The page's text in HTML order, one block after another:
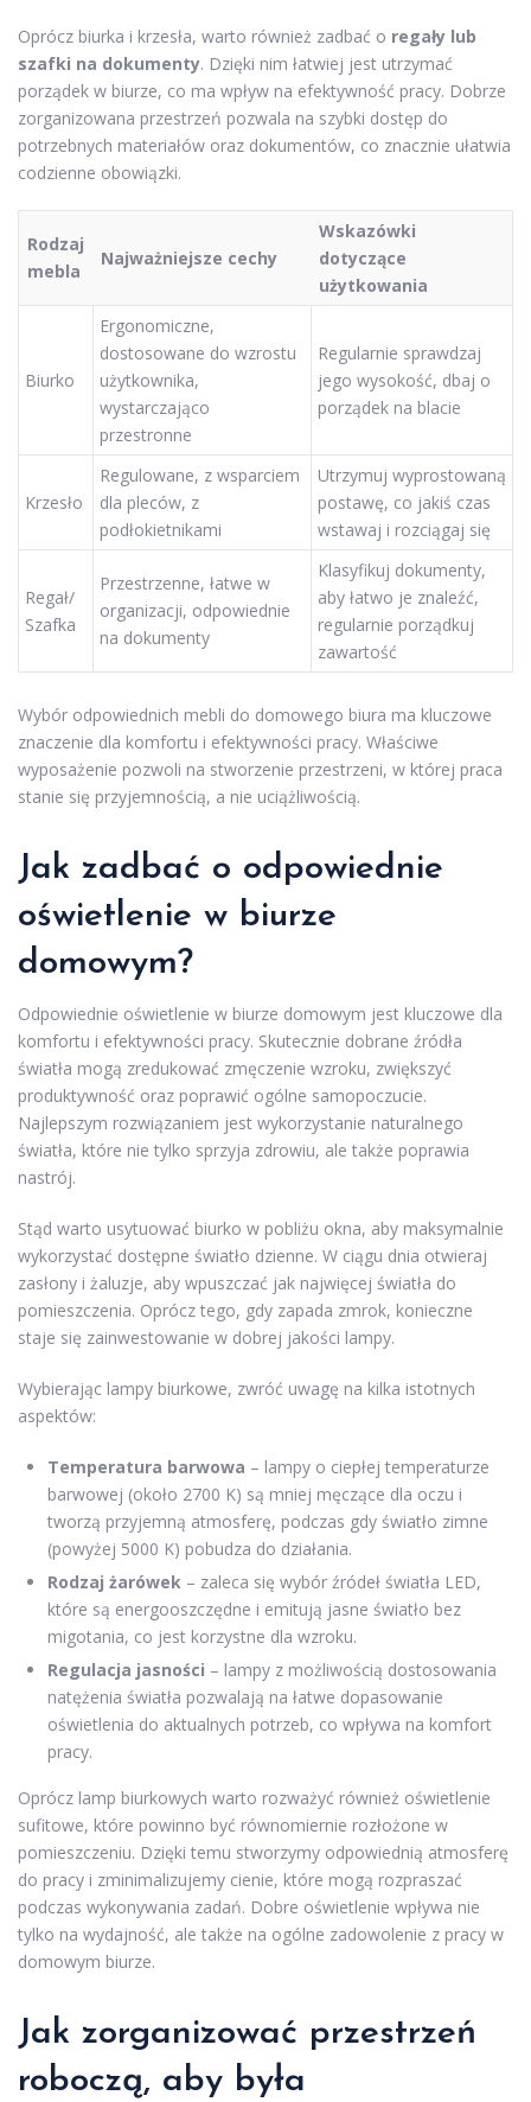
Oprócz biurka i krzesła, warto również zadbać o regały lub
szafki na dokumenty. Dzięki nim łatwiej jest utrzymać
porządek w biurze, co ma wpływ na efektywność pracy. Dobrze
zorganizowana przestrzeń pozwala na szybki dostęp do
potrzebnych materiałów oraz dokumentów, co znacznie ułatwia
codzienne obowiązki.
Rodzaj
mebla
Najważniejsze cechy
Wskazówki
dotyczące
użytkowania
Biurko
Ergonomiczne,
dostosowane do wzrostu
użytkownika,
wystarczająco
przestronne
Regularnie sprawdzaj
jego wysokość, dbaj o
porządek na blacie
Krzesło
Regulowane, z wsparciem
dla pleców, z
podłokietnikami
Utrzymuj wyprostowaną
postawę, co jakiś czas
wstawaj i rozciągaj się
Regał/
Szafka
Przestrzenne, łatwe w
organizacji, odpowiednie
na dokumenty
Klasyfikuj dokumenty,
aby łatwo je znaleźć,
regularnie porządkuj
zawartość
Wybór odpowiednich mebli do domowego biura ma kluczowe
znaczenie dla komfortu i efektywności pracy. Właściwe
wyposażenie pozwoli na stworzenie przestrzeni, w której praca
stanie się przyjemnością, a nie uciążliwością.
Jak zadbać o odpowiednie
oświetlenie w biurze
domowym?
Odpowiednie oświetlenie w biurze domowym jest kluczowe dla
komfortu i efektywności pracy. Skutecznie dobrane źródła
światła mogą zredukować zmęczenie wzroku, zwiększyć
produktywność oraz poprawić ogólne samopoczucie.
Najlepszym rozwiązaniem jest wykorzystanie naturalnego
światła, które nie tylko sprzyja zdrowiu, ale także poprawia
nastrój.
Stąd warto usytuować biurko w pobliżu okna, aby maksymalnie
wykorzystać dostępne światło dzienne. W ciągu dnia otwieraj
zasłony i żaluzje, aby wpuszczać jak najwięcej światła do
pomieszczenia. Oprócz tego, gdy zapada zmrok, konieczne
staje się zainwestowanie w dobrej jakości lampy.
Wybierając lampy biurkowe, zwróć uwagę na kilka istotnych
aspektów:
Temperatura barwowa – lampy o ciepłej temperaturze
barwowej (około 2700 K) są mniej męczące dla oczu i
tworzą przyjemną atmosferę, podczas gdy światło zimne
(powyżej 5000 K) pobudza do działania.
Rodzaj żarówek – zaleca się wybór źródeł światła LED,
które są energooszczędne i emitują jasne światło bez
migotania, co jest korzystne dla wzroku.
Regulacja jasności – lampy z możliwością dostosowania
natężenia światła pozwalają na łatwe dopasowanie
oświetlenia do aktualnych potrzeb, co wpływa na komfort
pracy.
Oprócz lamp biurkowych warto rozważyć również oświetlenie
sufitowe, które powinno być równomiernie rozłożone w
pomieszczeniu. Dzięki temu stworzymy odpowiednią atmosferę
do pracy i zminimalizujemy cienie, które mogą rozpraszać
podczas wykonywania zadań. Dobre oświetlenie wpływa nie
tylko na wydajność, ale także na ogólne zadowolenie z pracy w
domowym biurze.
Jak zorganizować przestrzeń
roboczą, aby była